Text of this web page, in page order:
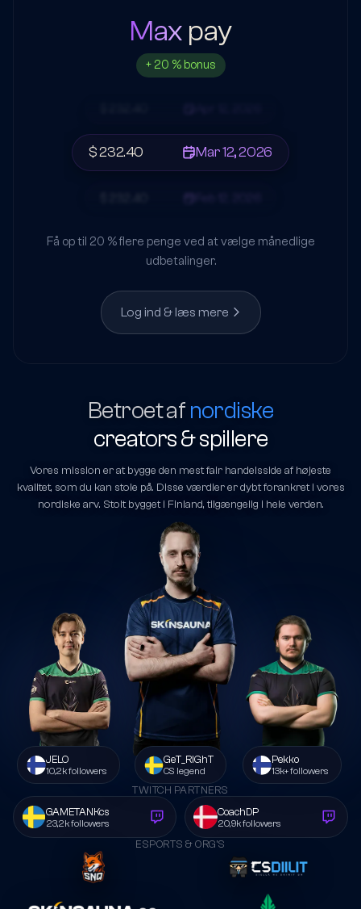
Max pay
+ 20 % bonus
$ 232.40 Mar 12, 2026
Få op til 20 % flere penge ved at vælge månedlige
udbetalinger.
Log ind & læs mere
Betroet af nordiske
creators & spillere
Vores mission er at bygge den mest fair handelsside af højeste
kvalitet, som du kan stole på. Disse værdier er dybt forankret i vores
nordiske arv. Stolt bygget i Finland, tilgængelig i hele verden.
JELO
10,2k followers
GeT_RiGhT
CS legend
Pekko
13k+ followers
TWITCH PARTNERS
GAMETANKcs
23,2k followers
CoachDP
20,9k followers
ESPORTS & ORG’S